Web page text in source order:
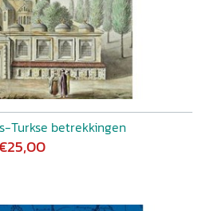
Turkse betrekkingen